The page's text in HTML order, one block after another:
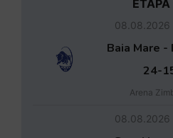
ETAPA
08.08.2026
Baia Mare -
24-
Arena
08.08.2026